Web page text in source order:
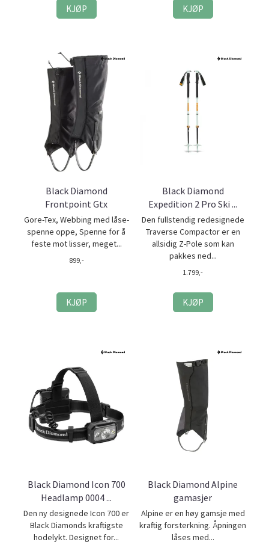
KJØP KJØP
Black Diamond
Frontpoint Gtx
Gore-Tex, Webbing med låse-
spenne oppe, Spenne for å
feste mot lisser, meget...
899,-
KJØP
Black Diamond
Expedition 2 Pro Ski ...
Den fullstendig redesignede
Traverse Compactor er en
allsidig Z-Pole som kan
pakkes ned...
1.799,-
KJØP
Black Diamond Icon 700
Headlamp 0004 ...
Den ny designede Icon 700 er
Black Diamonds kraftigste
hodelykt. Designet for...
Black Diamond Alpine
gamasjer
Alpine er en høy gamsje med
kraftig forsterkning. Åpningen
låses med...